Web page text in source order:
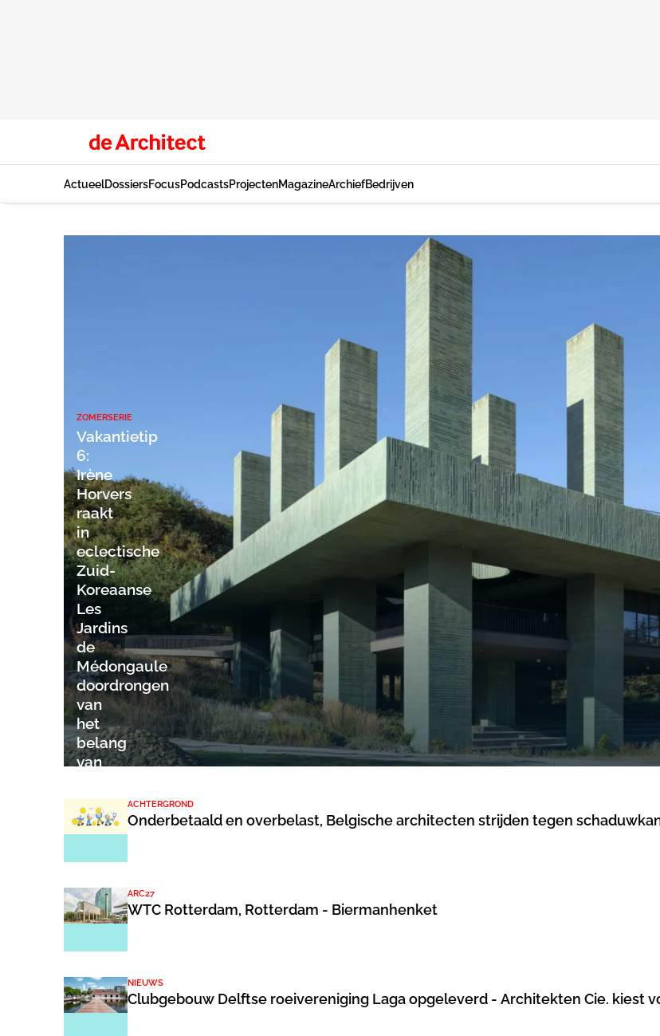
ActueelDossiersFocusPodcastsProjectenMagazineArchiefBedrijven
ZOMERSERIE
Vakantietip
6:
Irène
Horvers
raakt
in
eclectische
Zuid-
Koreaanse
Les
Jardins
de
Médongaule
doordrongen
van
het
belang
van
ACHTERGROND
Onderbetaald en overbelast, Belgische architecten strijden tegen
ARC27
WTC Rotterdam, Rotterdam - Biermanhenket
NIEUWS
Clubgebouw Delftse roeivereniging Laga opgeleverd - Architekten Cie. kiest